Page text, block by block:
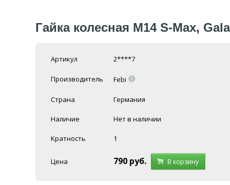
Гайка колесная M14 S-Max,
Артикул 2****7
Производитель Febi =
Страна Германия
Наличие Нет в наличии
Кратность 1
Цена 790 руб. В корзину